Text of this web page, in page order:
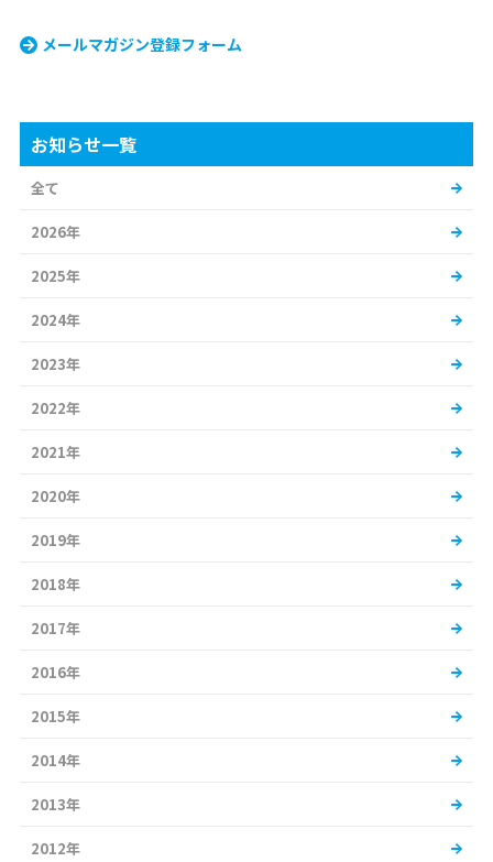
メールマガジン登録フォーム
お知らせ一覧
全て
2026年
2025年
2024年
2023年
2022年
2021年
2020年
2019年
2018年
2017年
2016年
2015年
2014年
2013年
2012年